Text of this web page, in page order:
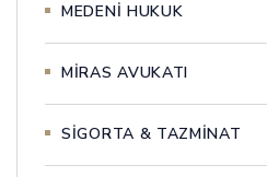
MEDENİ HUKUK
MİRAS AVUKATI
SİGORTA & TAZMİNAT